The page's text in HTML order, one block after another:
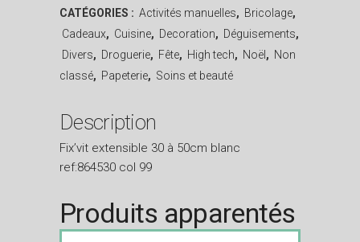
CATÉGORIES : Activités manuelles, Bricolage,
Cadeaux, Cuisine, Decoration, Déguisements,
Divers, Droguerie, Fête, High tech, Noël , Non
classé, Papeterie, Soins et beauté
Description
Fix’vit extensible 30 à 50cm blanc
ref:864530 col 99
Produits apparentés